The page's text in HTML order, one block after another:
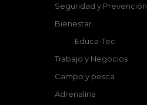
Seguridad y Prevención
Bienestar
Educa-Tec
Trabajo y Negocios
Campo y pesca
Adrenalina